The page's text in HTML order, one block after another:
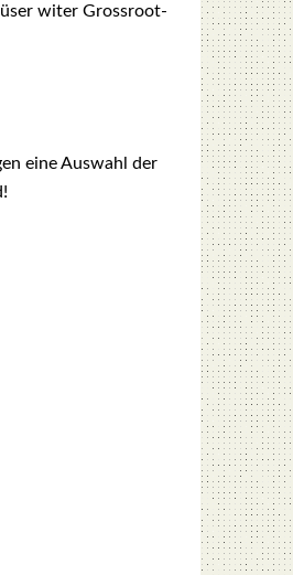
witer Gross­root­
eine Aus­wahl der